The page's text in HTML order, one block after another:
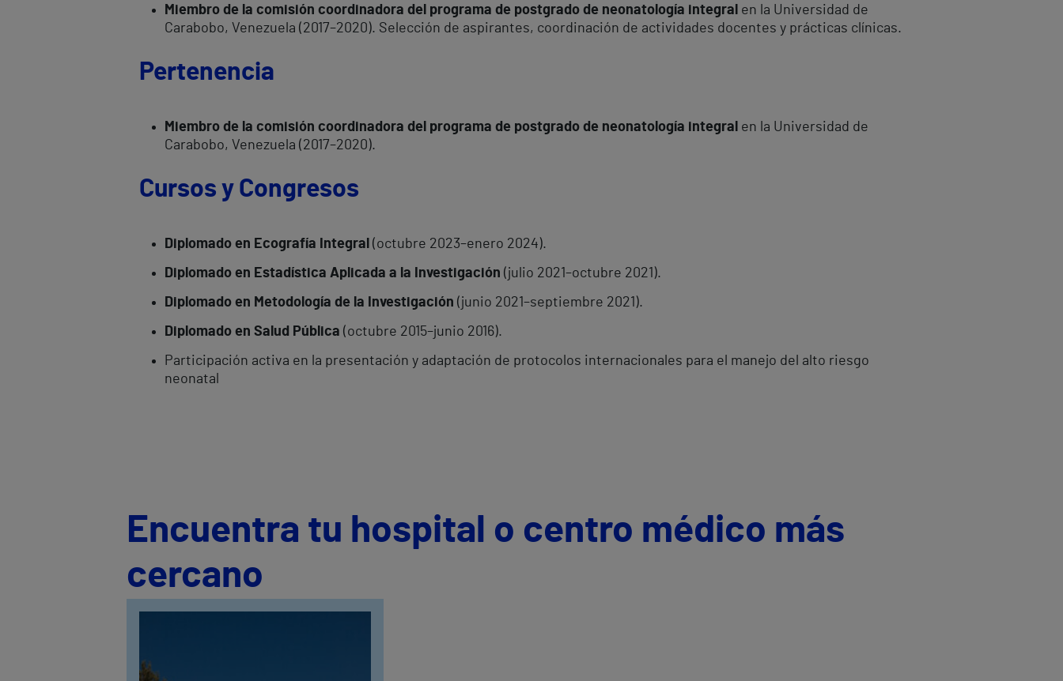
Miembro de la comisión coordinadora del programa de postgrado de neonatología integral en la Universidad de
Carabobo, Venezuela (2017–2020). Selección de aspirantes, coordinación de actividades docentes y prácticas clínicas.
Pertenencia
Miembro de la comisión coordinadora del programa de postgrado de neonatología integral en la Universidad de
Carabobo, Venezuela (2017–2020).
Cursos y Congresos
Diplomado en Ecografía Integral (octubre 2023–enero 2024).
Diplomado en Estadística Aplicada a la Investigación (julio 2021–octubre 2021).
Diplomado en Metodología de la Investigación (junio 2021–septiembre 2021).
Diplomado en Salud Pública (octubre 2015–junio 2016).
Participación activa en la presentación y adaptación de protocolos internacionales para el manejo del alto riesgo
neonatal
Encuentra tu hospital o centro médico más
cercano